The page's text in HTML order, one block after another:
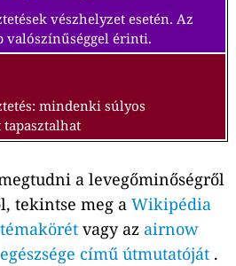
vészhelyzet esetén. Az
valószínűséggel érinti.
mindenki súlyos
tapasztalhat
a levegőminőségről
tekintse meg a Wikipédia
vagy az airnow
című útmutatóját .